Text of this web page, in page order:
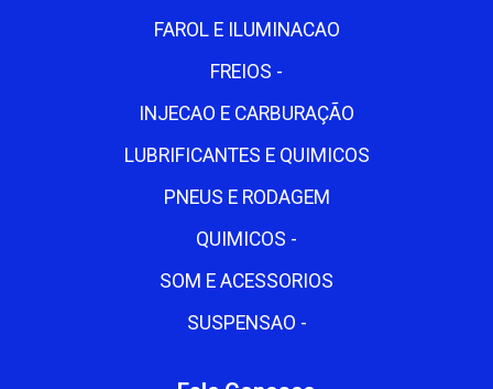
FAROL E ILUMINACAO
FREIOS -
INJECAO E CARBURAÇÃO
LUBRIFICANTES E QUIMICOS
PNEUS E RODAGEM
QUIMICOS -
SOM E ACESSORIOS
SUSPENSAO -